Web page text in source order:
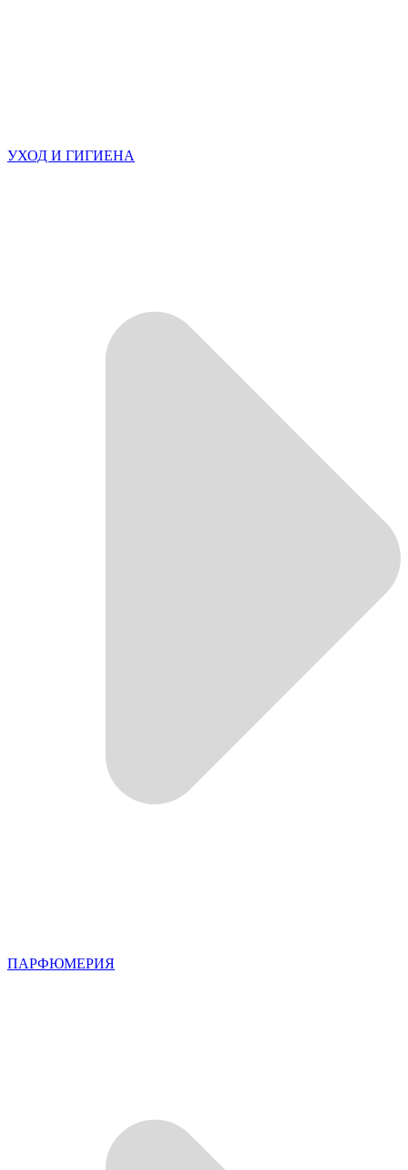
УХОД И ГИГИЕНА
ПАРФЮМЕРИЯ